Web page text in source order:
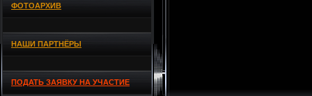
ФОТОАРХИВ
НАШИ ПАРТНЁРЫ
ПОДАТЬ ЗАЯВКУ НА УЧАСТИЕ